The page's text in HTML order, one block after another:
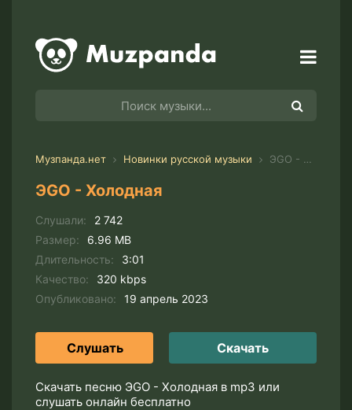
Музпанда.нет Новинки русской музыки ЭGO - Холодная
ЭGO - Холодная
Слушали:
2 742
Размер:
6.96 MB
Длительность:
3:01
Качество:
320 kbps
Опубликовано:
19 апрель 2023
Слушать Скачать
Скачать песню ЭGO - Холодная в mp3 или
слушать онлайн бесплатно